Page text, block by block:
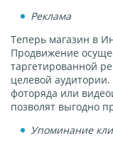
Реклама
Теперь магазин в
Продвижение
таргетированной
целевой
фоторяда или
позволят выгодно
Упоминание